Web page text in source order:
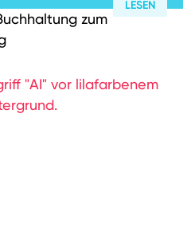
LESEN
zum